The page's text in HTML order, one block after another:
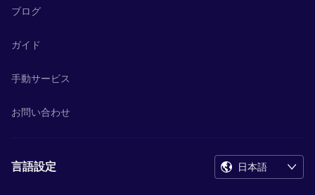
ブログ
ガイド
手動サービス
お問い合わせ
言語設定 日本語